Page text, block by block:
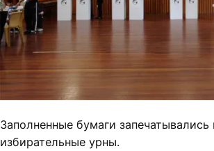
Заполненные бумаги
избирательные урны.